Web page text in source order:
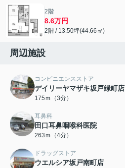
2階
8.6万円
2階 / 13.50坪(44.66㎡)
周辺施設
コンビニエンスストア
デイリーヤマザキ坂戸緑町店
175ｍ（3分）
耳鼻科
田口耳鼻咽喉科医院
263ｍ（4分）
ドラッグストア
ウエルシア坂戸南町店